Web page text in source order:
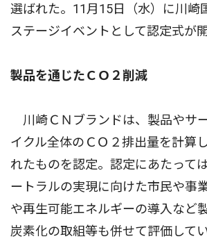
選ばれた。11月15日（水）に川崎
ステージイベントとして認定式が
製品を通じたＣＯ２削減
川崎ＣＮブランドは、製品やサ
イクル全体のＣＯ２排出量を計算
れたものを認定。認定にあたって
ートラルの実現に向けた市民や事
や再生可能エネルギーの導入など
炭素化の取組等も併せて評価して